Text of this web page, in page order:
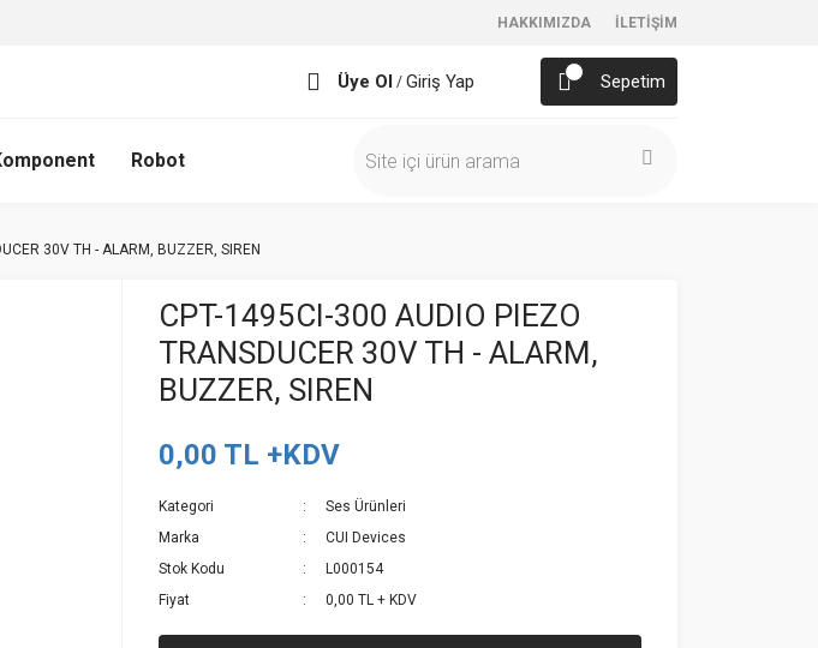
HAKKIMIZDA İLETİŞİM
Üye Ol / Giriş Yap Sepetim
Robot
30V TH - ALARM, BUZZER, SIREN
CPT-1495CI-300 AUDIO PIEZO
TRANSDUCER 30V TH - ALARM,
BUZZER, SIREN
0,00 TL +KDV
Kategori
Ses Ürünleri
Marka
CUI Devices
Stok Kodu
L000154
Fiyat
0,00 TL + KDV